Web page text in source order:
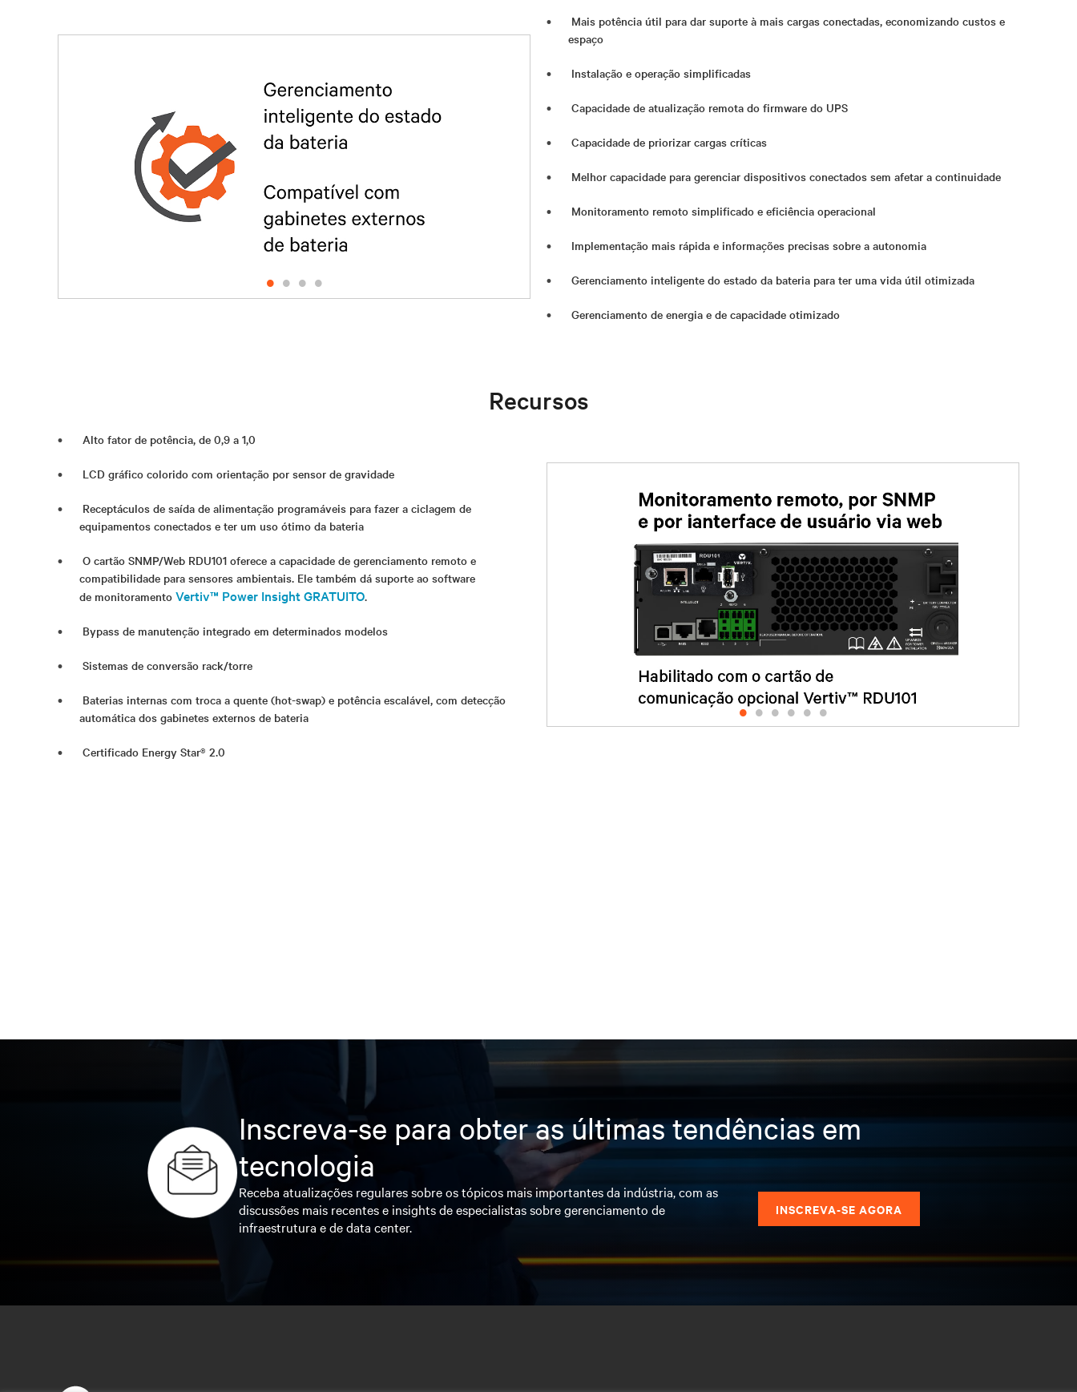
Mais potência útil para dar suporte à mais cargas conectadas, economizando custos e
espaço
Instalação e operação simplificadas
Capacidade de atualização remota do firmware do UPS
Capacidade de priorizar cargas críticas
Melhor capacidade para gerenciar dispositivos conectados sem afetar a continuidade
Monitoramento remoto simplificado e eficiência operacional
Implementação mais rápida e informações precisas sobre a autonomia
Gerenciamento inteligente do estado da bateria para ter uma vida útil otimizada
Gerenciamento de energia e de capacidade otimizado
Recursos
Alto fator de potência, de 0,9 a 1,0
LCD gráfico colorido com orientação por sensor de gravidade
Receptáculos de saída de alimentação programáveis para fazer a ciclagem de
equipamentos conectados e ter um uso ótimo da bateria
O cartão SNMP/Web RDU101 oferece a capacidade de gerenciamento remoto e
compatibilidade para sensores ambientais. Ele também dá suporte ao software
de monitoramento Vertiv™ Power Insight GRATUITO.
Bypass de manutenção integrado em determinados modelos
Sistemas de conversão rack/torre
Baterias internas com troca a quente (hot-swap) e potência escalável, com detecção
automática dos gabinetes externos de bateria
Certificado Energy Star® 2.0
Inscreva-se para obter as últimas tendências em
tecnologia
Receba atualizações regulares sobre os tópicos mais importantes da indústria, com as
discussões mais recentes e insights de especialistas sobre gerenciamento de
infraestrutura e de data center.
INSCREVA-SE AGORA